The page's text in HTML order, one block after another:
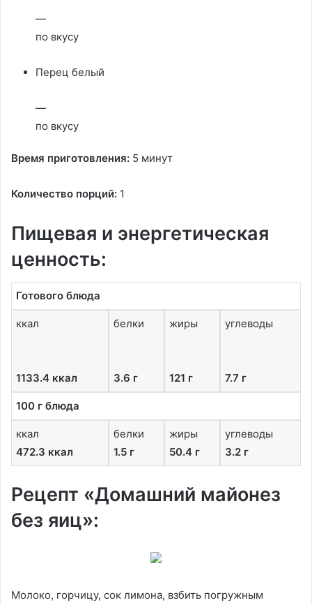
—
по вкусу
Перец белый
—
по вкусу
Время приготовления: 5 минут
Количество порций: 1
Пищевая и энергетическая
ценность:
Готового блюда
ккал
1133.4 ккал
белки
3.6 г
жиры
121 г
углеводы
7.7 г
100 г блюда
ккал
472.3 ккал
белки
1.5 г
жиры
50.4 г
углеводы
3.2 г
Рецепт «Домашний майонез
без яиц»:
Молоко, горчицу, сок лимона, взбить погружным